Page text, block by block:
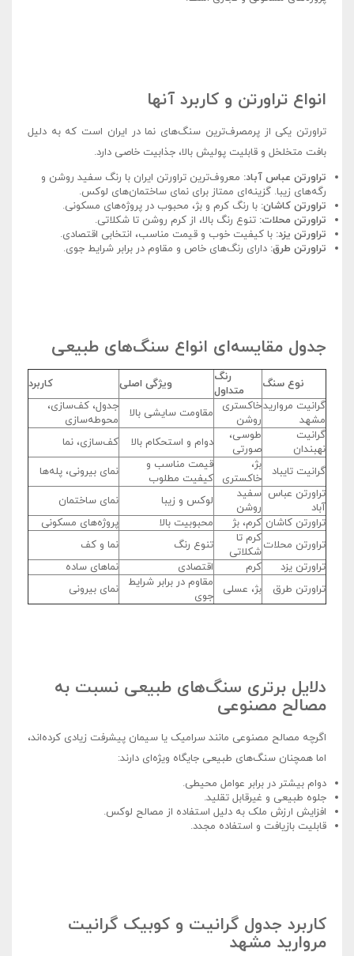
انواع تراورتن و کاربرد آنها
تراورتن یکی از پرمصرف‌ترین سنگ‌های نما در ایران است که به دلیل
بافت متخلخل و قابلیت پولیش بالا، جذابیت خاصی دارد.
تراورتن عباس آباد: معروف‌ترین تراورتن ایران با رنگ سفید روشن و
رگه‌های زیبا. گزینه‌ای ممتاز برای نمای ساختمان‌های لوکس.
تراورتن کاشان: با رنگ کرم و بژ، محبوب در پروژه‌های مسکونی.
تراورتن محلات: تنوع رنگ بالا، از کرم روشن تا شکلاتی.
تراورتن یزد: با کیفیت خوب و قیمت مناسب، انتخابی اقتصادی.
تراورتن طرق: دارای رنگ‌های خاص و مقاوم در برابر شرایط جوی.
جدول مقایسه‌ای انواع سنگ‌های طبیعی
نوع سنگ
رنگ
متداول
ویژگی اصلی
کاربرد
گرانیت مروارید
مشهد
خاکستری
روشن
مقاومت سایشی بالا
جدول، کف‌سازی،
محوطه‌سازی
گرانیت
نهبندان
طوسی،
صورتی
دوام و استحکام بالا کف‌سازی، نما
گرانیت تایباد
بژ،
خاکستری
قیمت مناسب و
کیفیت مطلوب
نمای بیرونی، پله‌ها
تراورتن عباس
آباد
سفید
روشن
لوکس و زیبا
نمای ساختمان
تراورتن کاشان کرم، بژ محبوبیت بالا
پروژه‌های مسکونی
تراورتن محلاتکرم تا
شکلاتی
تنوع رنگ
نما و کف
تراورتن یزد
کرم اقتصادی
نماهای ساده
تراورتن طرق
بژ، عسلی
مقاوم در برابر شرایط
جوی
نمای بیرونی
دلایل برتری سنگ‌های طبیعی نسبت به
مصالح مصنوعی
اگرچه مصالح مصنوعی مانند سرامیک یا سیمان پیشرفت زیادی کرده‌اند،
اما همچنان سنگ‌های طبیعی جایگاه ویژه‌ای دارند:
دوام بیشتر در برابر عوامل محیطی.
جلوه طبیعی و غیرقابل تقلید.
افزایش ارزش ملک به دلیل استفاده از مصالح لوکس.
قابلیت بازیافت و استفاده مجدد.
کاربرد جدول گرانیت و کوبیک گرانیت
مروارید مشهد